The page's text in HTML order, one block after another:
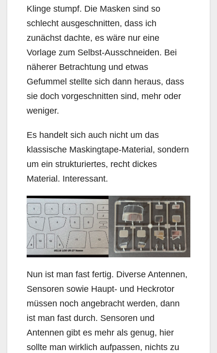
Klinge stumpf. Die Masken sind so
schlecht ausgeschnitten, dass ich
zunächst dachte, es wäre nur eine
Vorlage zum Selbst-Ausschneiden. Bei
näherer Betrachtung und etwas
Gefummel stellte sich dann heraus, dass
sie doch vorgeschnitten sind, mehr oder
weniger.
Es handelt sich auch nicht um das
klassische Maskingtape-Material, sondern
um ein strukturiertes, recht dickes
Material. Interessant.
Nun ist man fast fertig. Diverse Antennen,
Sensoren sowie Haupt- und Heckrotor
müssen noch angebracht werden, dann
ist man fast durch. Sensoren und
Antennen gibt es mehr als genug, hier
sollte man wirklich aufpassen, nichts zu